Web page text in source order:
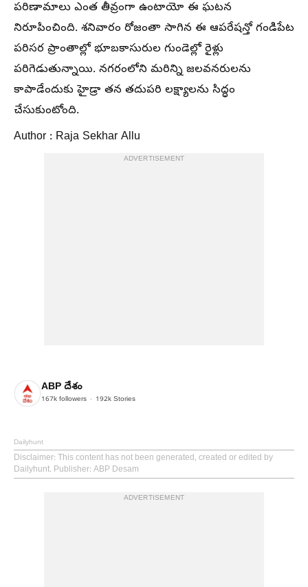
పరిణామాలు ఎంత తీవ్రంగా ఉంటాయో ఈ ఘటన
నిరూపించింది. శనివారం రోజంతా సాగిన ఈ ఆపరేషన్తో గండిపేట
పరిసర ప్రాంతాల్లో భూబకాసురుల గుండెల్లో రైళ్లు
పరిగెడుతున్నాయి. నగరంలోని మరిన్ని జలవనరులను
కాపాడేందుకు హైడ్రా తన తదుపరి లక్ష్యాలను సిద్ధం
చేసుకుంటోంది.
Author : Raja Sekhar Allu
ADVERTISEMENT
ABP దేశం
167k followers 192k Stories
Dailyhunt
Disclaimer: This content has not been generated, created or edited by
Dailyhunt. Publisher: ABP Desam
ADVERTISEMENT